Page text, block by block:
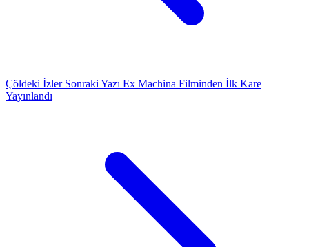
Çöldeki İzler Sonraki Yazı Ex Machina Filminden İlk Kare
Yayınlandı